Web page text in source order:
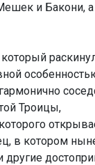
и Бакони,
Троицы,
в котором